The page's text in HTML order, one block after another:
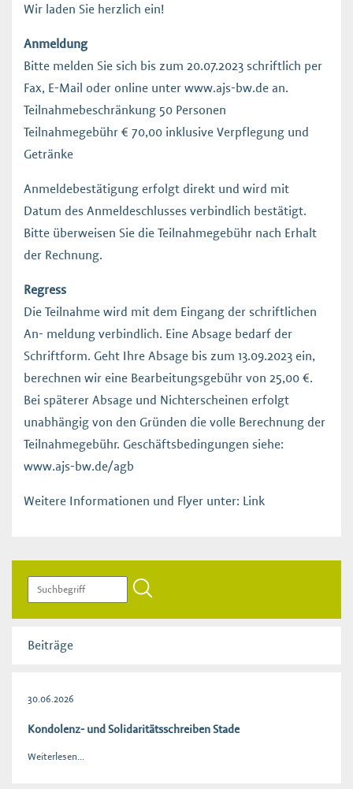
Wir laden Sie herzlich ein!
Anmeldung
Bitte melden Sie sich bis zum 20.07.2023 schriftlich per
Fax, E-Mail oder online unter www.ajs-bw.de an.
Teilnahmebeschränkung 50 Personen
Teilnahmegebühr € 70,00 inklusive Verpflegung und
Getränke
Anmeldebestätigung erfolgt direkt und wird mit
Datum des Anmeldeschlusses verbindlich bestätigt.
Bitte überweisen Sie die Teilnahmegebühr nach Erhalt
der Rechnung.
Regress
Die Teilnahme wird mit dem Eingang der schriftlichen
An- meldung verbindlich. Eine Absage bedarf der
Schriftform. Geht Ihre Absage bis zum 13.09.2023 ein,
berechnen wir eine Bearbeitungsgebühr von 25,00 €.
Bei späterer Absage und Nichterscheinen erfolgt
unabhängig von den Gründen die volle Berechnung der
Teilnahmegebühr. Geschäftsbedingungen siehe:
www.ajs-bw.de/agb
Weitere Informationen und Flyer unter: Link
Beiträge
30.06.2026
Kondolenz- und Solidaritätsschreiben Stade
Weiterlesen...